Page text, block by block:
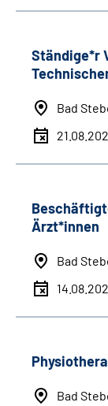
Ständige*r
Bad
Ärzt*innen
Bad
Bad